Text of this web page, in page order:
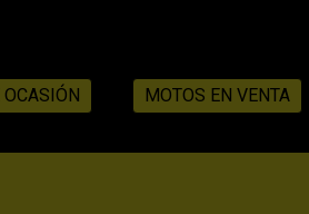
MOTOS EN VENTA